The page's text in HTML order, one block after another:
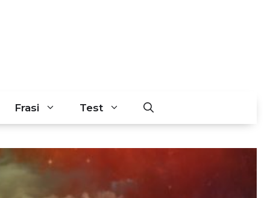
Frasi Test